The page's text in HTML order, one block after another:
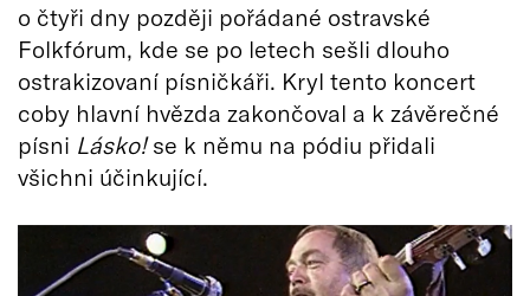
o čtyři dny později pořádané ostravské
Folkfórum, kde se po letech sešli dlouho
ostrakizovaní písničkáři. Kryl tento koncert
coby hlavní hvězda zakončoval a k závěrečné
písni Lásko!se k němu na pódiu přidali
všichni účinkující.